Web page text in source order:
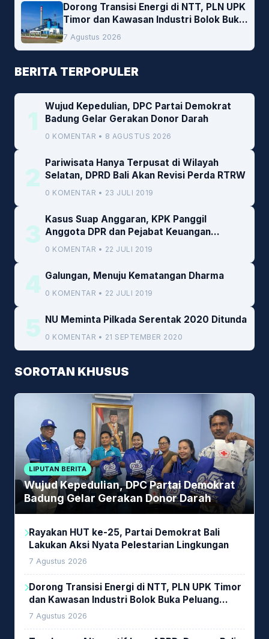
Dorong Transisi Energi di NTT, PLN UPK
Timor dan Kawasan Industri Bolok Buka
Peluang Investasi Woodchip untuk
Cofiring PLTU Bolok
7 Agustus 2026
BERITA TERPOPULER
1
Wujud Kepedulian, DPC Partai Demokrat
Badung Gelar Gerakan Donor Darah
0 KOMENTAR • 8 AGUSTUS 2026
2
Pariwisata Hanya Terpusat di Wilayah
Selatan, DPRD Bali Akan Revisi Perda RTRW
0 KOMENTAR • 23 JULI 2019
3
Kasus Suap Anggaran, KPK Panggil
Anggota DPR dan Pejabat Keuangan
Kemenkeu
0 KOMENTAR • 22 JULI 2019
4 Galungan, Menuju Kematangan Dharma
0 KOMENTAR • 22 JULI 2019
5 NU Meminta Pilkada Serentak 2020 Ditunda
0 KOMENTAR • 21 SEPTEMBER 2020
SOROTAN KHUSUS
LIPUTAN BERITA
Wujud Kepedulian, DPC Partai Demokrat
Badung Gelar Gerakan Donor Darah
Rayakan HUT ke-25, Partai Demokrat Bali
Lakukan Aksi Nyata Pelestarian Lingkungan
7 Agustus 2026
Dorong Transisi Energi di NTT, PLN UPK Timor
dan Kawasan Industri Bolok Buka Peluang
Investasi Woodchip untuk Cofiring PLTU Bolok
7 Agustus 2026